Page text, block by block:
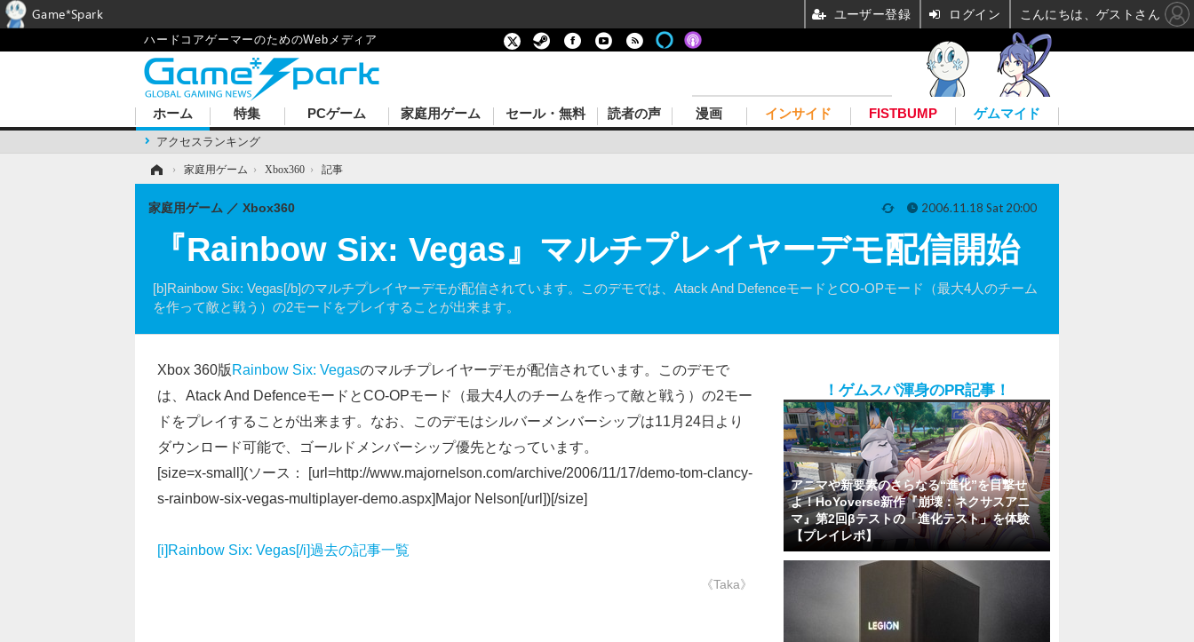
ハードコアゲーマーのためのWebメディア
ホーム
アクセスランキング
特集 PCゲーム 家庭用ゲーム セール・無料 読者の声 漫画 インサイド FISTBUMP ゲムマイド
› 家庭用ゲーム › Xbox360 › 記事
『Rainbow Six: Vegas』マルチプレイヤーデモ配信開始
[b]Rainbow Six: Vegas[/b]のマルチプレイヤーデモが配信されています。このデモでは、Atack And DefenceモードとCO-OPモード（最大4人のチーム
を作って敵と戦う）の2モードをプレイすることが出来ます。
家庭用ゲーム Xbox360 2006.11.18 Sat 20:00
Xbox 360版Rainbow Six: Vegasのマルチプレイヤーデモが配信されています。このデモで
は、Atack And DefenceモードとCO-OPモード（最大4人のチームを作って敵と戦う）の2モー
ドをプレイすることが出来ます。なお、このデモはシルバーメンバーシップは11月24日より
ダウンロード可能で、ゴールドメンバーシップ優先となっています。
[size=x-small](ソース： [url=http://www.majornelson.com/archive/2006/11/17/demo-tom-clancy-
s-rainbow-six-vegas-multiplayer-demo.aspx]Major Nelson[/url])[/size]
[i]Rainbow Six: Vegas[/i]過去の記事一覧
《Taka》
！ゲムスパ渾身のPR記事！
アニマや新要素のさらなる“進化”を目撃せ
よ！HoYoverse新作『崩壊：ネクサスアニ
マ』第2回βテストの「進化テスト」を体験
【プレイレポ】
Game*Spark ユーザー登録 ログイン こんにちは、ゲストさん